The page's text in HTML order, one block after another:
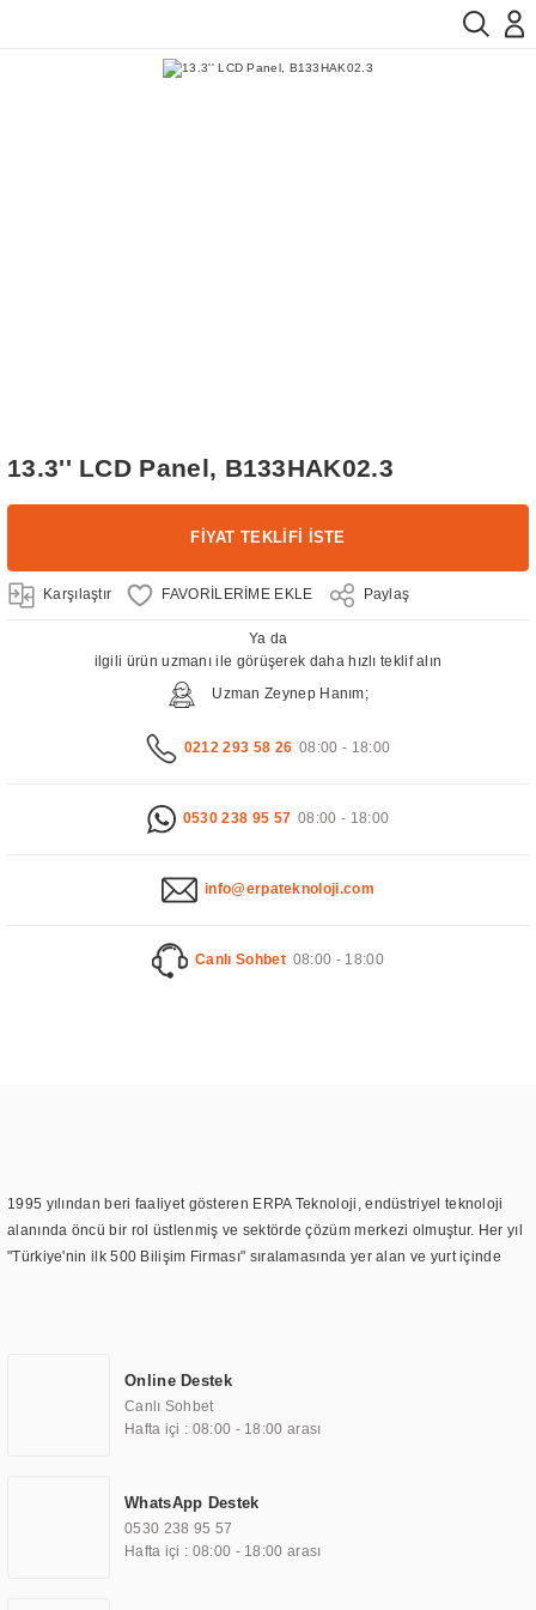
13.3'' LCD Panel, B133HAK02.3
FİYAT TEKLİFİ İSTE
Karşılaştır Paylaş
Ya da
ilgili ürün uzmanı ile görüşerek daha hızlı teklif alın
Uzman Zeynep Hanım;
0212 293 58 26 08:00 - 18:00
0530 238 95 57 08:00 - 18:00
info@erpateknoloji.com
Canlı Sohbet 08:00 - 18:00
1995 yılından beri faaliyet gösteren ERPA Teknoloji, endüstriyel teknoloji
alanında öncü bir rol üstlenmiş ve sektörde çözüm merkezi olmuştur. Her yıl
"Türkiye'nin ilk 500 Bilişim Firması" sıralamasında yer alan ve yurt içinde
TOCHI markası altında kendi ürettiği ürünlerde kullanmıştır. Günümüzde
TOCHI; videowall, digital signage, kiosk, totem, akıllı durak ekranı, araç içi
ekran, asansör ekranı, digital menüboard, marin ekran, medikal ekran,
ekranları, endüstriyel ekranlar, kapı önü bilgi ekranları, panel PC,
endüstriyel Panel PC, mini PC, endüstriyel mini PC ve akıllı bina sistemleri
gibi çözümleri 4.5" ile 110” boyutları arasında üretebilirken, ayrıca standart
Online Destek
Canlı Sohbet
Hafta içi : 08:00 - 18:00 arası
WhatsApp Destek
0530 238 95 57
Hafta içi : 08:00 - 18:00 arası